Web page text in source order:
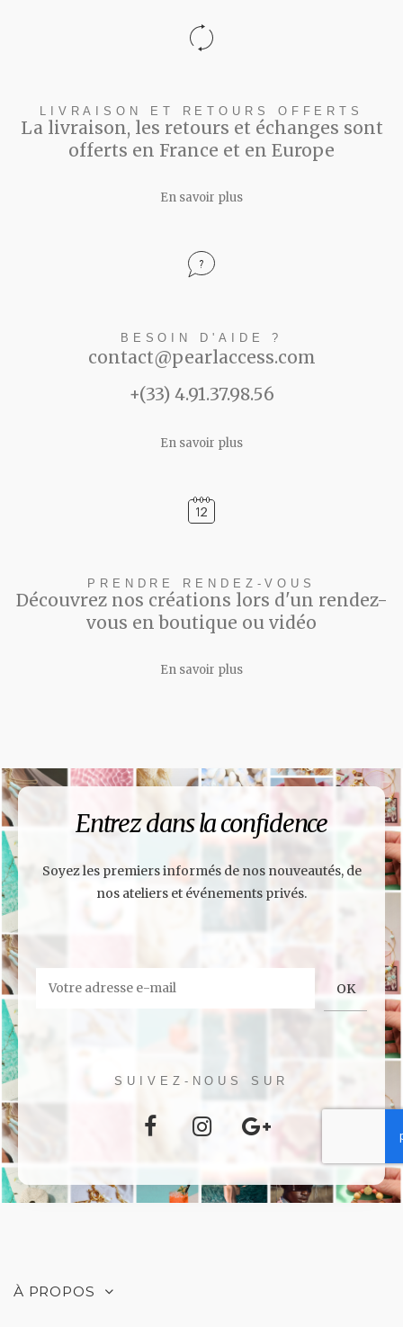
LIVRAISON ET RETOURS OFFERTS
La livraison, les retours et échanges sont
offerts en France et en Europe
En savoir plus
BESOIN D'AIDE ?
contact@pearlaccess.com
+(33) 4.91.37.98.56
En savoir plus
PRENDRE RENDEZ-VOUS
Découvrez nos créations lors d'un rendez-
vous en boutique ou vidéo
En savoir plus
Entrez dans la confidence
Soyez les premiers informés de nos nouveautés, de
nos ateliers et événements privés.
SUIVEZ-NOUS SUR
À PROPOS